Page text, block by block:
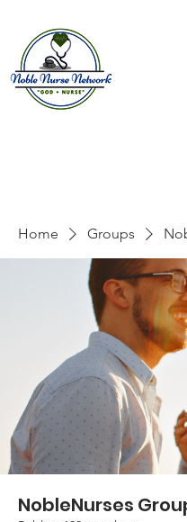
Home Groups
NobleNurses